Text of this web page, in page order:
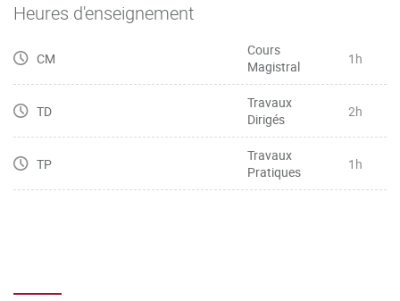
Heures d'enseignement
CM
Cours
Magistral
1h
TD
Travaux
Dirigés
2h
TP
Travaux
Pratiques
1h